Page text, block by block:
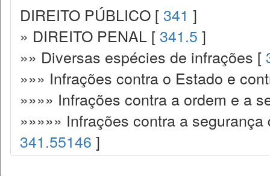
DIREITO PÚBLICO [ 341 ]
» DIREITO PENAL [ 341.5 ]
»» Diversas espécies de infrações [
»»» Infrações contra o Estado e
»»»» Infrações contra a ordem e a
»»»»» Infrações contra a
341.55146 ]